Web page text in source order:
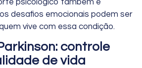
psicológico também é
desafios emocionais podem ser
vive com essa condição.
controle
de vida